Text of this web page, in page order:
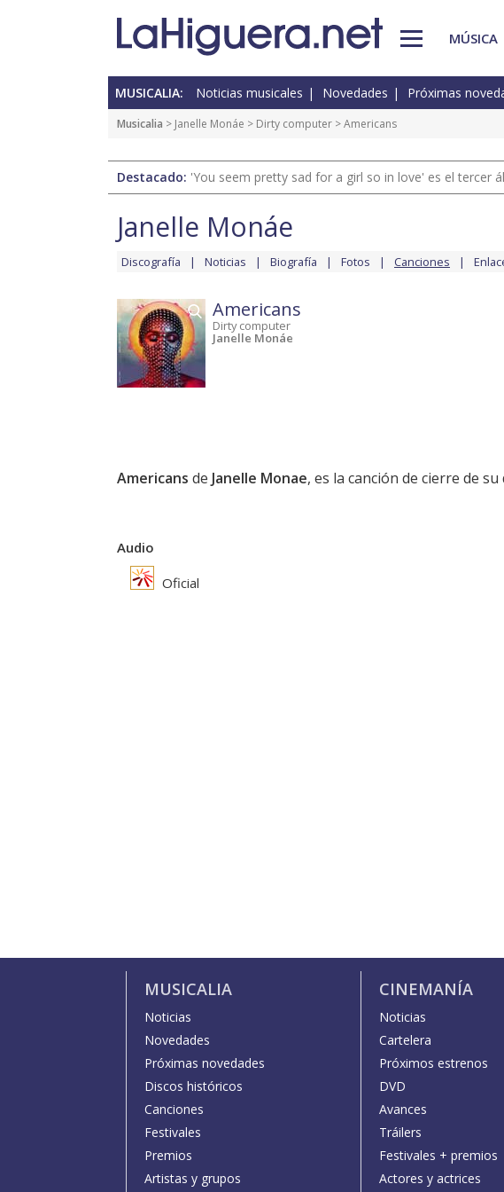
MÚSICA
MUSICALIA: Noticias musicales Novedades Próximas
Musicalia > Janelle Monáe > Dirty computer > Americans
Destacado: 'You seem pretty sad for a girl so in love' es el tercer
Janelle Monáe
Discografía Noticias Biografía Fotos Canciones
Americans
Dirty computer
Janelle Monáe
Americans de Janelle Monae, es la canción de cierre de su
Audio
Oficial
MUSICALIA
Noticias
Novedades
Próximas novedades
Discos históricos
Canciones
Festivales
Premios
Artistas y grupos
CINEMANÍA
Noticias
Cartelera
Próximos estrenos
DVD
Avances
Tráilers
Festivales + premios
Actores y actrices